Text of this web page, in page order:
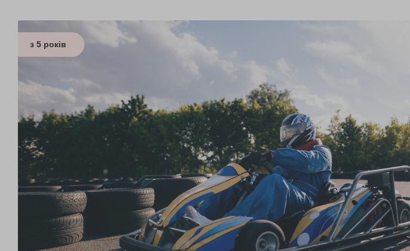
з 5 років